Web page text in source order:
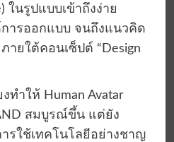
ในรูปแบบเข้าถึงง่าย
ารออกแบบ จนถึงแนวคิด
ยใต้คอนเซ็ปต์ “Design
ทำให้ Human Avatar
สมบูรณ์ขึ้น แต่ยัง
รใช้เทคโนโลยีอย่างชาญ